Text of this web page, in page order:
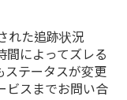
れた追跡状況
間によってズレる
ステータスが変更
ビスまでお問い合